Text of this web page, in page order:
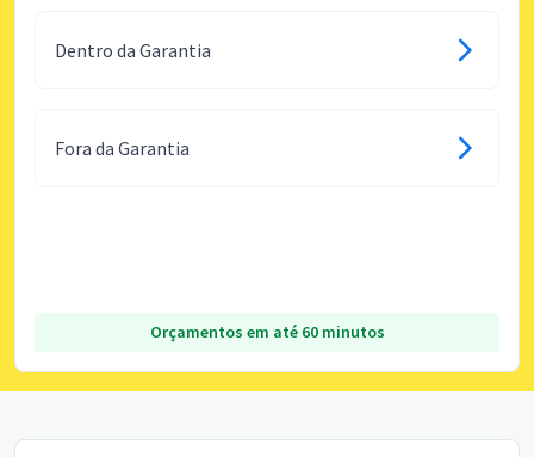
Dentro da Garantia
Fora da Garantia
Orçamentos em até 60 minutos